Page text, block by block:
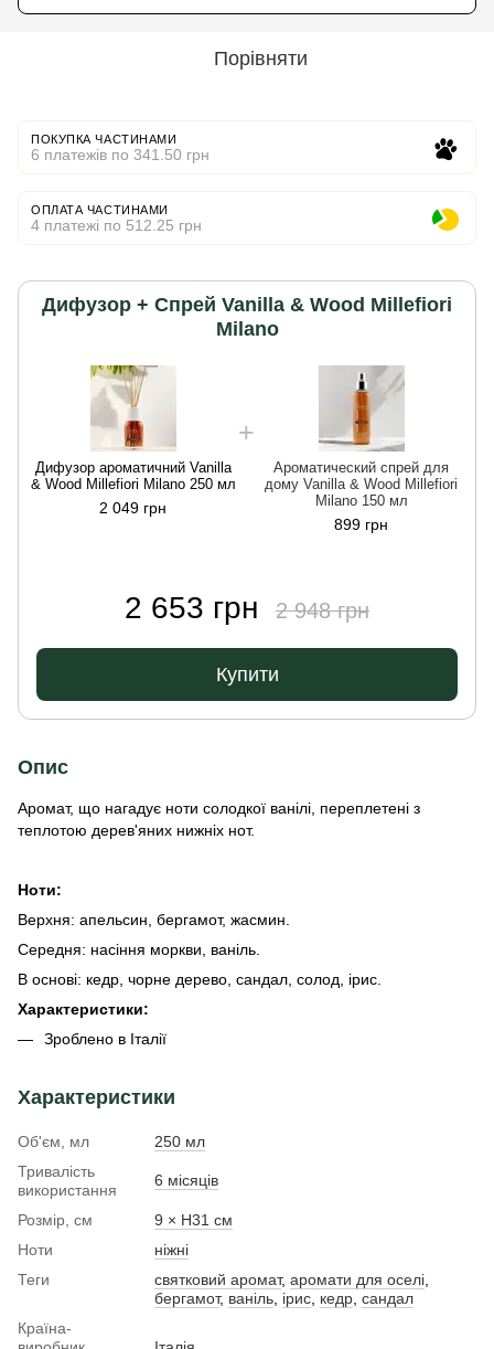
Порівняти
ПОКУПКА ЧАСТИНАМИ
6 платежів по 341.50 грн
ОПЛАТА ЧАСТИНАМИ
4 платежі по 512.25 грн
Дифузор + Спрей Vanilla & Wood Millefiori
Milano
Дифузор ароматичний Vanilla
& Wood Millefiori Milano 250 мл
2 049 грн
Ароматический спрей для
дому Vanilla & Wood Millefiori
Milano 150 мл
899 грн
2 653 грн 2 948 грн
Купити
Опис
Аромат, що нагадує ноти солодкої ванілі, переплетені з
теплотою дерев'яних нижніх нот.
Ноти:
Верхня: апельсин, бергамот, жасмин.
Середня: насіння моркви, ваніль.
В основі: кедр, чорне дерево, сандал, солод, ірис.
Характеристики:
Зроблено в Італії
Характеристики
Об'єм, мл
250 мл
Тривалість
використання
6 місяців
Розмір, см
9 × H31 см
Ноти
ніжні
Теги
святковий аромат, аромати для оселі
бергамот, ваніль ірис кедр сандал
Країна-